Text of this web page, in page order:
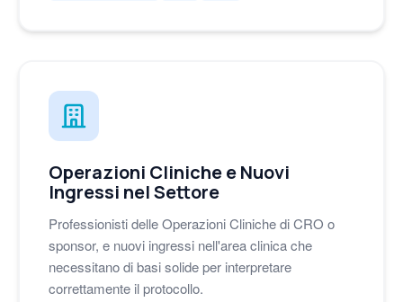
Operazioni Cliniche e Nuovi
Ingressi nel Settore
Professionisti delle Operazioni Cliniche di CRO o
sponsor, e nuovi ingressi nell'area clinica che
necessitano di basi solide per interpretare
correttamente il protocollo.